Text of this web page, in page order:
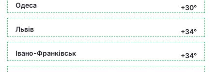
Одеса +30°
Львів +34°
Івано-Франківськ +34°